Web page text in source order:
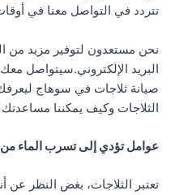
تتردد في التواصل معنا في
نحن مستعدون لتوفير مزيد من
البريد الإلكتروني.سيتواصل
صيانة ثلاجات في سوهاج
الثلاجات وكيف يمكننا
عوامل تؤدي إلى تسرب الماء من
تعتبر الثلاجات، بغض النظر عن